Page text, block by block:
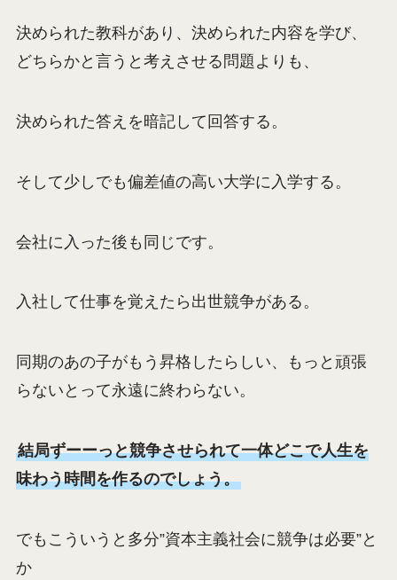
決められた教科があり、決められた内容を学び、
どちらかと言うと考えさせる問題よりも、
決められた答えを暗記して回答する。
そして少しでも偏差値の高い大学に入学する。
会社に入った後も同じです。
入社して仕事を覚えたら出世競争がある。
同期のあの子がもう昇格したらしい、もっと頑張
らないとって永遠に終わらない。
結局ずーーっと競争させられて一体どこで人生を
味わう時間を作るのでしょう。
でもこういうと多分”資本主義社会に競争は必要”と
か